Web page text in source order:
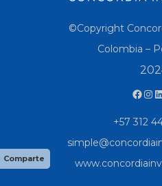
©Copyright
Colombia –
Comparte
+57 312